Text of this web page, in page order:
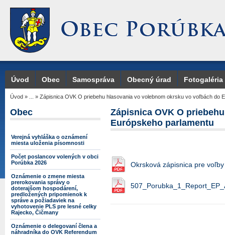
Úvod Obec Samospráva Obecný úrad Fotogaléria
Úvod » » Zápisnica OVK O priebehu hlasovania vo volebnom okrsku vo voľbách do
Obec
Verejná vyhláška o oznámení
miesta uloženia písomnosti
Počet poslancov volených v obci
Porúbka 2026
Oznámenie o zmene miesta
prerokovania správy o
doterajšom hospodárení,
predložených pripomienok k
správe a požiadaviek na
vyhotovenie PLS pre lesné celky
Rajecko, Čičmany
Oznámenie o delegovaní člena a
náhradníka do OVK Referendum
Zápisnica OVK O
Európskeho parlamentu
Okrsková zápisnica pre voľby